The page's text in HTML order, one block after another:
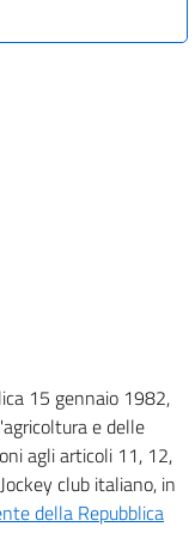
15 gennaio 1982,
e delle
agli articoli 11, 12,
club italiano, in
della Repubblica